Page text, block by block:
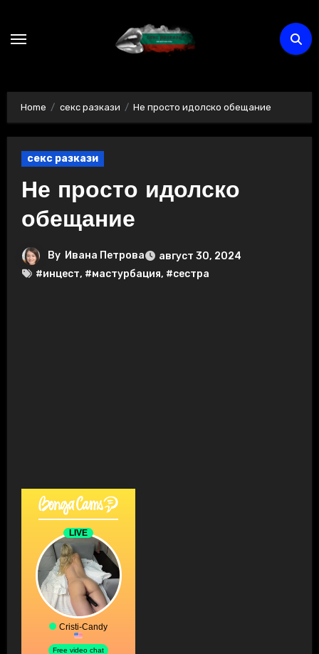
content
Home секс разкази Не просто идолско обещание
секс разкази
Не просто идолско
обещание
By Ивана Петрова
август 30, 2024
#инцест, #мастурбация, #сестра